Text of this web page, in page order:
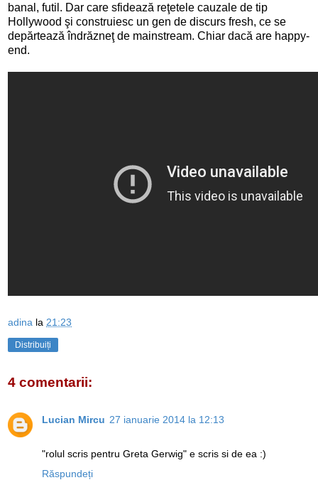
banal, futil. Dar care sfidează reţetele cauzale de tip
Hollywood şi construiesc un gen de discurs fresh, ce se
depărtează îndrăzneţ de mainstream. Chiar dacă are happy-
end.
adina la 21:23
Distribuiți
4 comentarii:
Lucian Mircu 27 ianuarie 2014 la 12:13
"rolul scris pentru Greta Gerwig" e scris si de ea :)
Răspundeți